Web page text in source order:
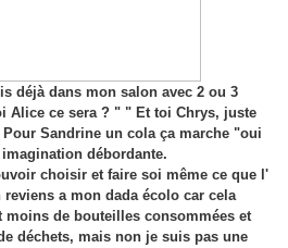
déjà dans mon salon avec 2 ou 3
Alice ce sera ? " " Et toi Chrys, juste
Sandrine un cola ça marche "oui
débordante.
choisir et faire soi même ce que l'
a mon dada écolo car cela
moins de bouteilles consommées et
déchets, mais non je suis pas une